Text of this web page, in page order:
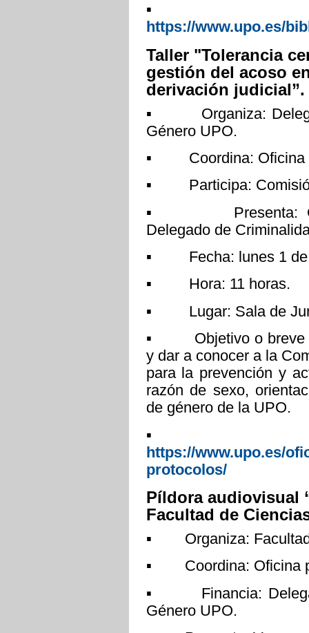
▪ Más
https://www.upo.es/
Taller "Tolerancia
gestión del acoso
derivación judicial”.
▪ Organiza:
Género UPO.
▪ Coordina: Oficina
▪ Participa:
▪ Presenta:
Delegado de
▪ Fecha: lunes 1 de
▪ Hora: 11 horas.
▪ Lugar: Sala de
▪ Objetivo o breve
y dar a conocer a la
para la prevención y
razón de sexo,
de género de la UPO.
▪ Más
https://www.upo.es/
protocolos/
Píldora audiovisual
Facultad de
▪ Organiza: Facultad
▪ Coordina: Oficina
▪ Financia:
Género UPO.